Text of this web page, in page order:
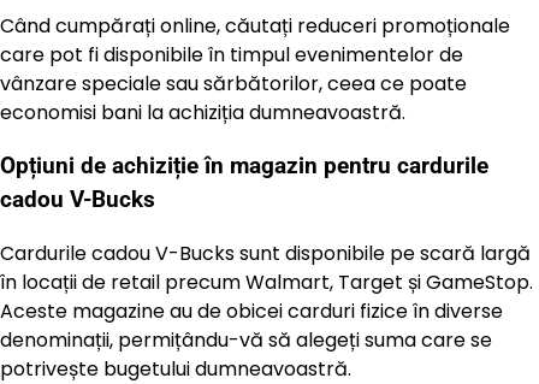
Când cumpărați online, căutați reduceri promoționale
care pot fi disponibile în timpul evenimentelor de
vânzare speciale sau sărbătorilor, ceea ce poate
economisi bani la achiziția dumneavoastră.
Opțiuni de achiziție în magazin pentru cardurile
cadou V-Bucks
Cardurile cadou V-Bucks sunt disponibile pe scară largă
în locații de retail precum Walmart, Target și GameStop.
Aceste magazine au de obicei carduri fizice în diverse
denominații, permițându-vă să alegeți suma care se
potrivește bugetului dumneavoastră.